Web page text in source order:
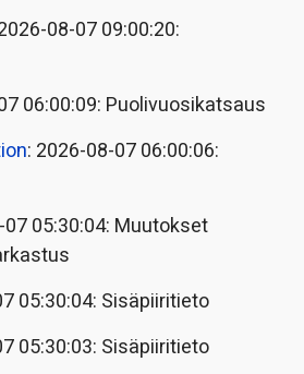
08-07 09:00:20:
06:00:09: Puolivuosikatsaus
: 2026-08-07 06:00:06:
07 05:30:04: Muutokset
05:30:04: Sisäpiiritieto
05:30:03: Sisäpiiritieto